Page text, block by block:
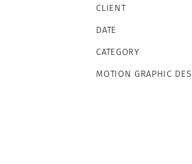
CLIENT
DATE
CATEGORY
MOTION GRAPHIC